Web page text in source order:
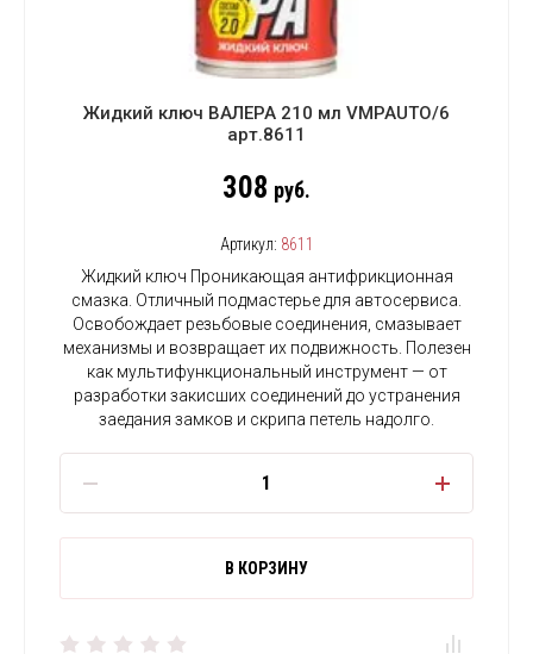
Жидкий ключ ВАЛЕРА 210 мл VMPAUTO/6
арт.8611
308 руб.
Артикул: 8611
Жидкий ключ Проникающая антифрикционная
смазка. Отличный подмастерье для автосервиса.
Освобождает резьбовые соединения, смазывает
механизмы и возвращает их подвижность. Полезен
как мультифункциональный инструмент — от
разработки закисших соединений до устранения
заедания замков и скрипа петель надолго.
В КОРЗИНУ